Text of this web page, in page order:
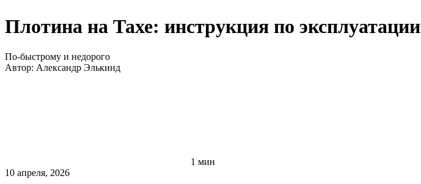
Плотина на Тахе: инструкция по эксплуатации
По-быстрому и недорого
Автор: Александр Элькинд
1 мин
10 апреля, 2026